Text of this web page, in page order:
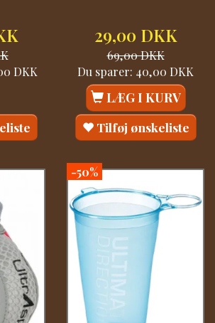
DKK
29,00 DKK
69,00 DKK
Du sparer: 40,00 DKK
LÆG I KURV
Tilføj ønskeliste
-50%